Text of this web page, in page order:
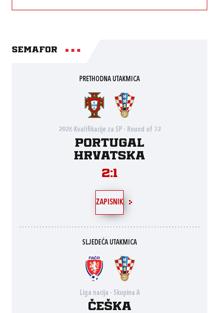
Semafor
PRETHODNA UTAKMICA
2026 Kvalifikacije za SP - Round of 32
Portugal
Hrvatska
2:1
ZAPISNIK
SLJEDEĆA UTAKMICA
Liga nacija - Skupina A
Češka